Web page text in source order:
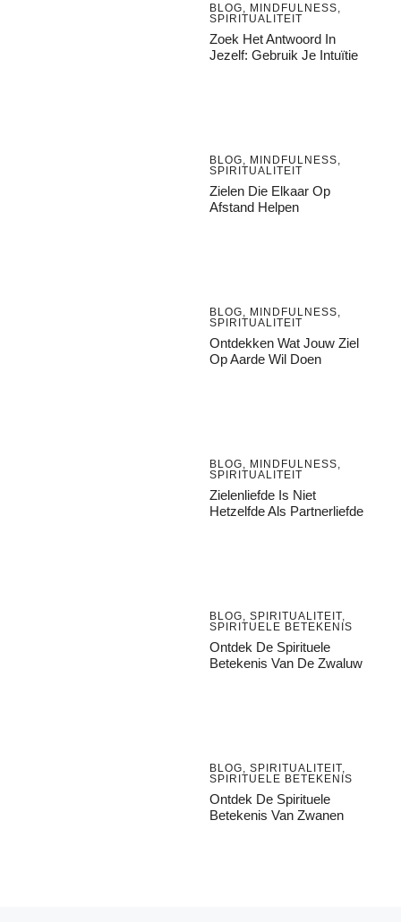
BLOG MINDFULNESS
SPIRITUALITEIT
Zoek Het Antwoord In
Jezelf: Gebruik Je Intuïtie
BLOG MINDFULNESS
SPIRITUALITEIT
Zielen Die Elkaar Op
Afstand Helpen
BLOG MINDFULNESS
SPIRITUALITEIT
Ontdekken Wat Jouw Ziel
Op Aarde Wil Doen
BLOG MINDFULNESS
SPIRITUALITEIT
Zielenliefde Is Niet
Hetzelfde Als Partnerliefde
BLOG SPIRITUALITEIT
SPIRITUELE BETEKENIS
Ontdek De Spirituele
Betekenis Van De Zwaluw
BLOG SPIRITUALITEIT
SPIRITUELE BETEKENIS
Ontdek De Spirituele
Betekenis Van Zwanen